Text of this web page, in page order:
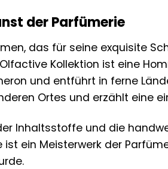
der Parfümerie
das für seine exquisite
Kollektion ist eine
und entführt in ferne
Ortes und erzählt eine
Inhaltsstoffe und die
ein Meisterwerk der